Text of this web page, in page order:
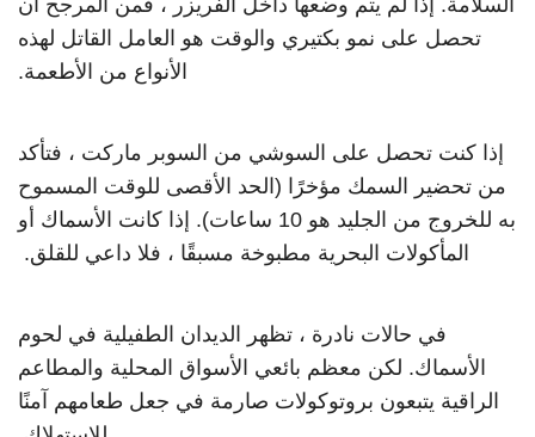
السلامة. إذا لم يتم وضعها داخل الفريزر ، فمن المرجح أن
تحصل على نمو بكتيري والوقت هو العامل القاتل لهذه
الأنواع من الأطعمة.
إذا كنت تحصل على السوشي من السوبر ماركت ، فتأكد
من تحضير السمك مؤخرًا (الحد الأقصى للوقت المسموح
به للخروج من الجليد هو 10 ساعات). إذا كانت الأسماك أو
المأكولات البحرية مطبوخة مسبقًا ، فلا داعي للقلق.
في حالات نادرة ، تظهر الديدان الطفيلية في لحوم
الأسماك. لكن معظم بائعي الأسواق المحلية والمطاعم
الراقية يتبعون بروتوكولات صارمة في جعل طعامهم آمنًا